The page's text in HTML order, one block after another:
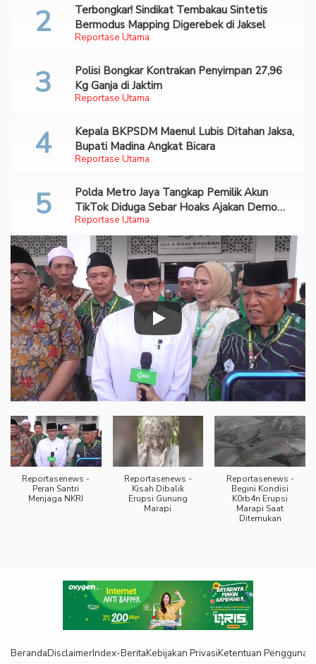
Reportase Utama
Terbongkar! Sindikat Tembakau Sintetis
Bermodus Mapping Digerebek di Jaksel
Reportase Utama
Polisi Bongkar Kontrakan Penyimpan 27,96
Kg Ganja di Jaktim
Reportase Utama
Kepala BKPSDM Maenul Lubis Ditahan Jaksa,
Bupati Madina Angkat Bicara
Reportase Utama
Polda Metro Jaya Tangkap Pemilik Akun
TikTok Diduga Sebar Hoaks Ajakan Demo
Turunkan Prabowo-Gibran
Reportasenews -
Peran Santri
Menjaga NKRI
Reportasenews -
Kisah Dibalik
Erupsi Gunung
Marapi
Reportasenews -
Begini Kondisi
K0rb4n Erupsi
Marapi Saat
Ditemukan
BerandaDisclaimerIndex-BeritaKebijakan PrivasiKetentuan Pengguna